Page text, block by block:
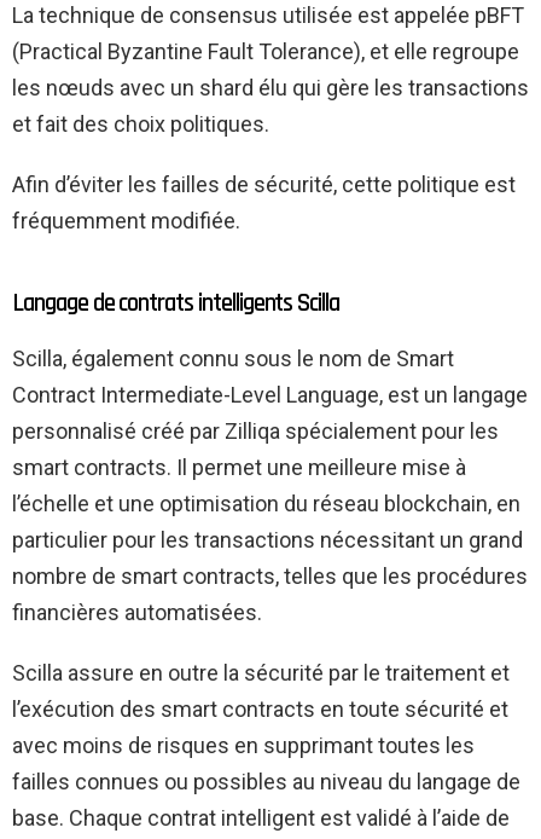
La technique de consensus utilisée est appelée pBFT
(Practical Byzantine Fault Tolerance), et elle regroupe
les nœuds avec un shard élu qui gère les transactions
et fait des choix politiques.
Afin d’éviter les failles de sécurité, cette politique est
fréquemment modifiée.
Langage de contrats intelligents Scilla
Scilla, également connu sous le nom de Smart
Contract Intermediate-Level Language, est un langage
personnalisé créé par Zilliqa spécialement pour les
smart contracts. Il permet une meilleure mise à
l’échelle et une optimisation du réseau blockchain, en
particulier pour les transactions nécessitant un grand
nombre de smart contracts, telles que les procédures
financières automatisées.
Scilla assure en outre la sécurité par le traitement et
l’exécution des smart contracts en toute sécurité et
avec moins de risques en supprimant toutes les
failles connues ou possibles au niveau du langage de
base. Chaque contrat intelligent est validé à l’aide de